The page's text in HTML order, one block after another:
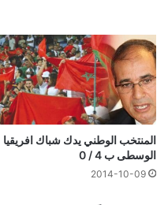
المنتخب الوطني يدك شباك افريقيا
الوسطى ب 4 / 0
2014-10-09